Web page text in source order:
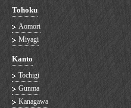
Tohoku
Aomori
Miyagi
Kanto
Tochigi
Gunma
Kanagawa